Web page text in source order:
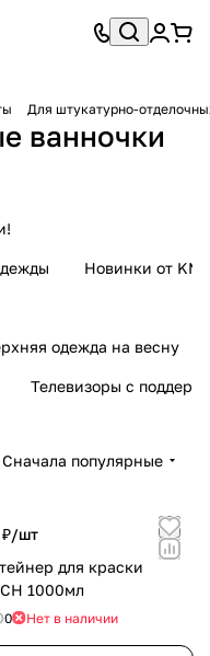
Для штукатурно-
ванночки
Новинки от KMI
одежда на весну
Телевизоры с
Сначала популярные
₽/шт
для краски
1000мл
0 Нет в наличии